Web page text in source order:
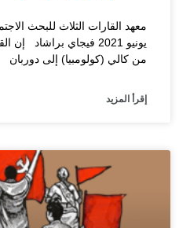
يونيو 2021 فيجاي
من كالي (كولومبيا) إلى دوربان
إقرأ المزيد